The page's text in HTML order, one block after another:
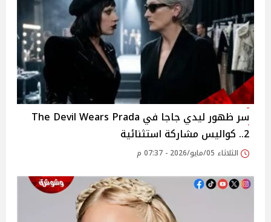
سر ظهور ليدي جاجا في The Devil Wears Prada
2.. كواليس مشاركة استثنائية
الثلاثاء 05/مايو/2026 - 07:37 م